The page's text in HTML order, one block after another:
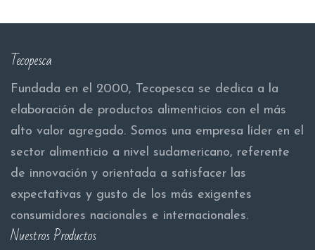
Tecopesca
Fundada en el 2000, Tecopesca se dedica a la
elaboración de productos alimenticios con el más
alto valor agregado. Somos una empresa líder en el
sector alimenticio a nivel sudamericano, referente
de innovación y orientada a satisfacer las
expectativas y gusto de los más exigentes
consumidores nacionales e internacionales.
Nuestros Productos